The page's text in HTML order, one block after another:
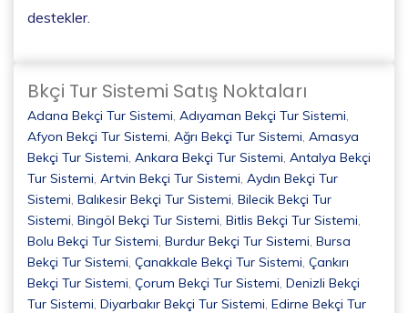
destekler.
Bkçi Tur Sistemi Satış Noktaları
Adana Bekçi Tur Sistemi, Adıyaman Bekçi Tur Sistemi,
Afyon Bekçi Tur Sistemi, Ağrı Bekçi Tur Sistemi, Amasya
Bekçi Tur Sistemi, Ankara Bekçi Tur Sistemi, Antalya Bekçi
Tur Sistemi, Artvin Bekçi Tur Sistemi, Aydın Bekçi Tur
Sistemi, Balıkesir Bekçi Tur Sistemi, Bilecik Bekçi Tur
Sistemi, Bingöl Bekçi Tur Sistemi, Bitlis Bekçi Tur Sistemi,
Bolu Bekçi Tur Sistemi, Burdur Bekçi Tur Sistemi, Bursa
Bekçi Tur Sistemi, Çanakkale Bekçi Tur Sistemi, Çankırı
Bekçi Tur Sistemi, Çorum Bekçi Tur Sistemi, Denizli Bekçi
Tur Sistemi, Diyarbakır Bekçi Tur Sistemi, Edirne Bekçi Tur